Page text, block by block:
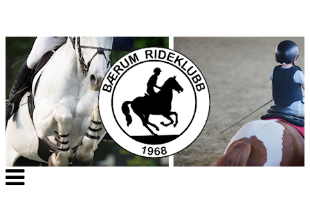
Veksle
navigasjon